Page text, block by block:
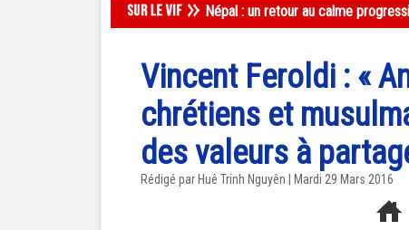
Népal : un retour au calme
Vincent Feroldi : «
chrétiens et
des valeurs à
Rédigé par Huê Trinh Nguyên | Mardi 29 Mars 2016